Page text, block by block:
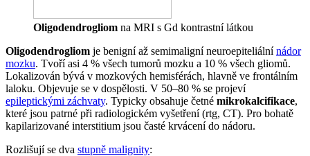
Oligodendrogliom na MRI s Gd kontrastní látkou
Oligodendrogliom je benigní až semimaligní neuroepiteliálnínádor
mozku. Tvoří asi 4 % všech tumorů mozku a 10 % všech gliomů.
Lokalizován bývá v mozkových hemisférách, hlavně ve frontálním
laloku. Objevuje se v dospělosti. V 50–80 % se projeví
epileptickými záchvaty. Typicky obsahuje četné mikrokalcifikace,
které jsou patrné při radiologickém vyšetření (rtg, CT). Pro bohatě
kapilarizované interstitium jsou časté krvácení do nádoru.
Rozlišují se dva stupně malignity: